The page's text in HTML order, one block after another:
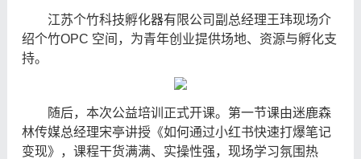
江苏个竹科技孵化器有限公司副总经理王玮现场介
绍个竹OPC 空间，为青年创业提供场地、资源与孵化支
持。
随后，本次公益培训正式开课。第一节课由迷鹿森
林传媒总经理宋亭讲授《如何通过小红书快速打爆笔记
变现》，课程干货满满、实操性强，现场学习氛围热